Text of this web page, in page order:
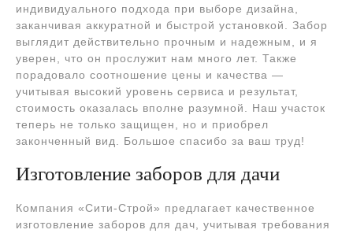
индивидуального подхода при выборе дизайна,
заканчивая аккуратной и быстрой установкой. Забор
выглядит действительно прочным и надежным, и я
уверен, что он прослужит нам много лет. Также
порадовало соотношение цены и качества —
учитывая высокий уровень сервиса и результат,
стоимость оказалась вполне разумной. Наш участок
теперь не только защищен, но и приобрел
законченный вид. Большое спасибо за ваш труд!
Изготовление заборов для дачи
Компания «Сити-Строй» предлагает качественное
изготовление заборов для дач, учитывая требования